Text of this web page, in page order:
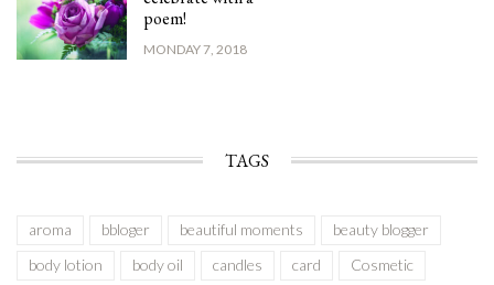
poem!
MONDAY 7, 2018
TAGS
aroma bbloger beautiful moments
beauty blogger
body lotion
body oil candles card
Cosmetic